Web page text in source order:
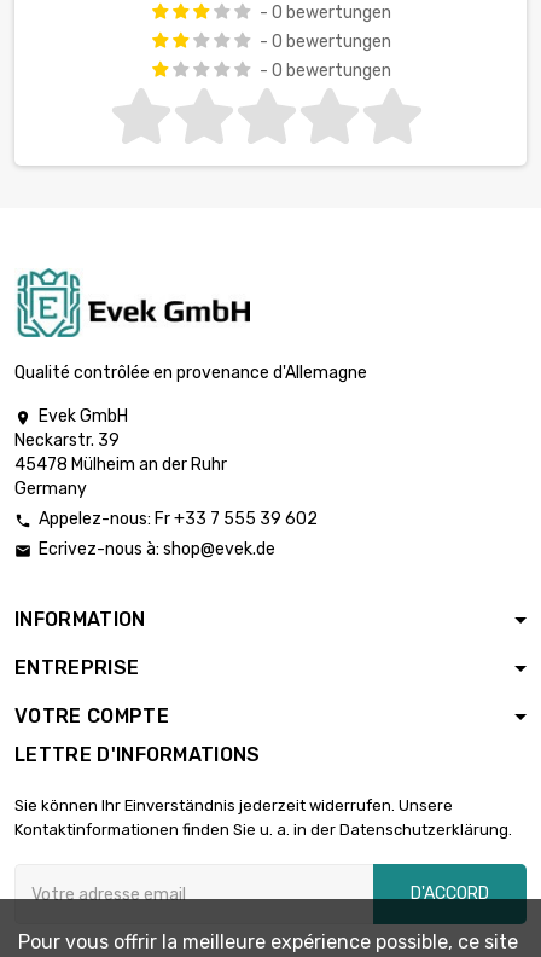
- 0 bewertungen
- 0 bewertungen
- 0 bewertungen
Qualité contrôlée en provenance d'Allemagne

Evek GmbH
Neckarstr. 39
45478 Mülheim an der Ruhr
Germany
 Appelez-nous: Fr +33 7 555 39 602
 Ecrivez-nous à: shop@evek.de
INFORMATION
ENTREPRISE
VOTRE COMPTE
LETTRE D'INFORMATIONS
Sie können Ihr Einverständnis jederzeit widerrufen. Unsere
Kontaktinformationen finden Sie u. a. in der Datenschutzerklärung.
D'ACCORD
Pour vous offrir la meilleure expérience possible, ce site